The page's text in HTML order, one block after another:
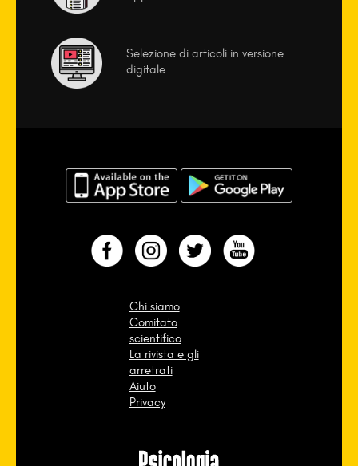
Selezione di articoli in versione
digitale
Chi siamo
Comitato
scientifico
La rivista e gli
arretrati
Aiuto
Privacy